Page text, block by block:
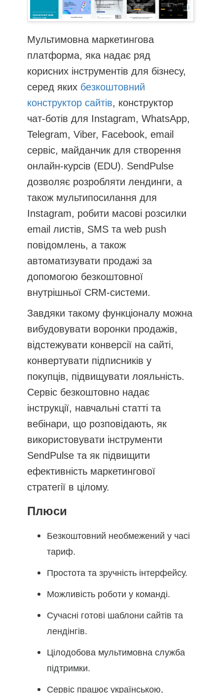
Мультимовна маркетингова
платформа, яка надає ряд
корисних інструментів для бізнесу,
серед яких безкоштовний
конструктор сайтів, конструктор
чат-ботів для Instagram, WhatsApp,
Telegram, Viber, Facebook, email
сервіс, майданчик для створення
онлайн-курсів (EDU). SendPulse
дозволяє розробляти лендинги, а
також мультипосилання для
Instagram, робити масові розсилки
email листів, SMS та web push
повідомлень, а також
автоматизувати продажі за
допомогою безкоштовної
внутрішньої CRM-системи.
Завдяки такому функціоналу можна
вибудовувати воронки продажів,
відстежувати конверсії на сайті,
конвертувати підписників у
покупців, підвищувати лояльність.
Сервіс безкоштовно надає
інструкції, навчальні статті та
вебінари, що розповідають, як
використовувати інструменти
SendPulse та як підвищити
ефективність маркетингової
стратегії в цілому.
Плюси
Безкоштовний необмежений у часі
тариф.
Простота та зручність інтерфейсу.
Можливість роботи у команді.
Сучасні готові шаблони сайтів та
лендінгів.
Цілодобова мультимовна служба
підтримки.
Сервіс працює українською,